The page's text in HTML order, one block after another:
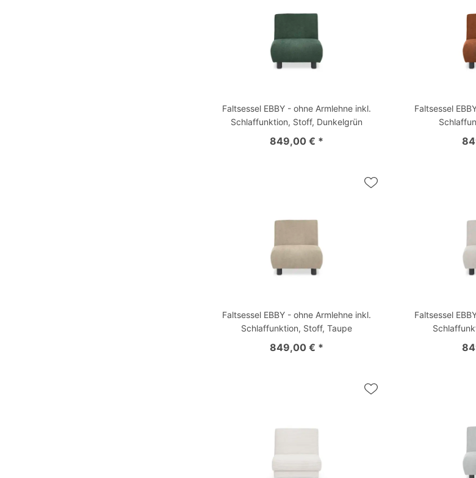
Faltsessel EBBY - ohne Armlehne inkl.
Schlaffunktion, Stoff, Dunkelgrün
849,00 € *
Faltsessel
Faltsessel EBBY - ohne Armlehne inkl.
Schlaffunktion, Stoff, Taupe
849,00 € *
Faltsessel